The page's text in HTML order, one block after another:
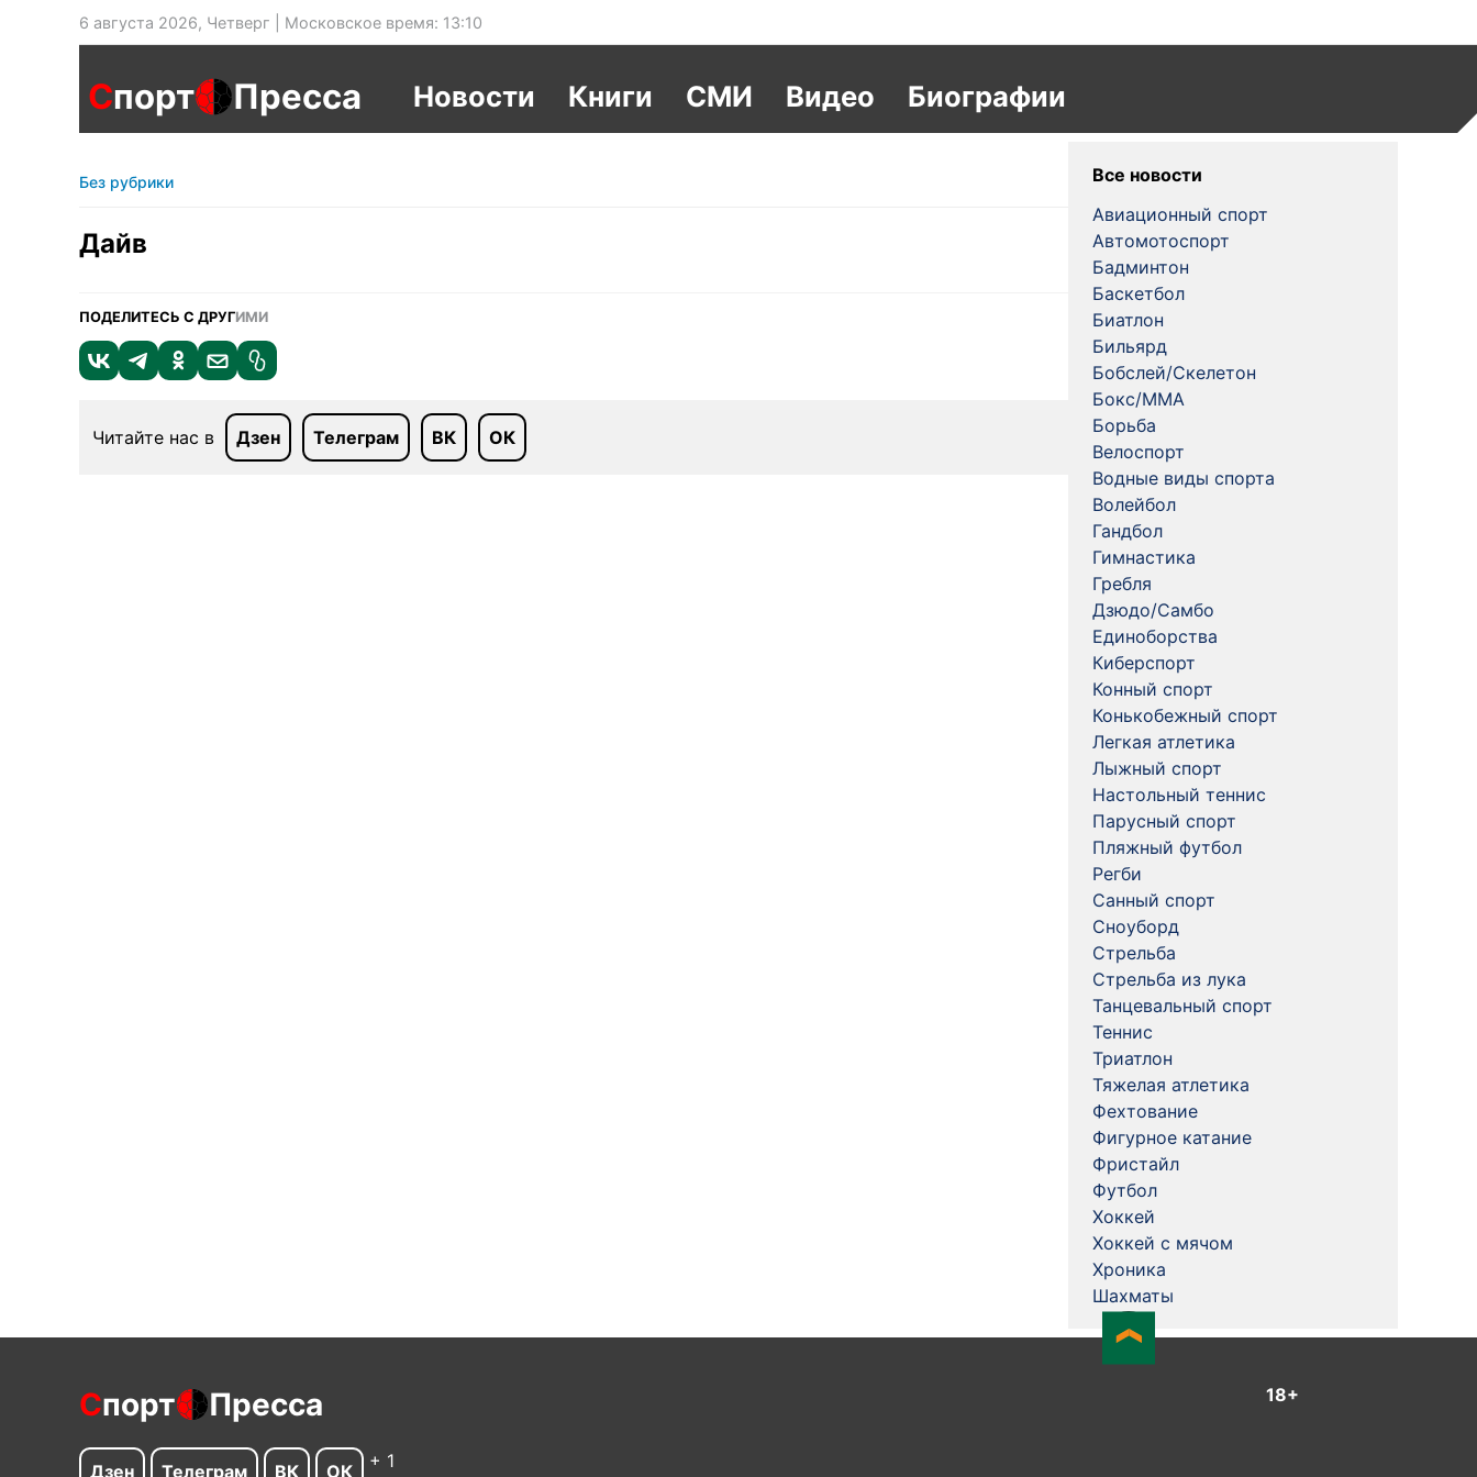
6 августа 2026, Четверг | Московское время: 13:10
Спорт Пресса Новости Книги СМИ Видео Биографии
Без рубрики
Дайв
ПОДЕЛИТЕСЬ С ДРУГИМИ
Читайте нас в Дзен Телеграм ВК ОК
Все новости
Авиационный спорт
Автомотоспорт
Бадминтон
Баскетбол
Биатлон
Бильярд
Бобслей/Скелетон
Бокс/MMA
Борьба
Велоспорт
Водные виды спорта
Волейбол
Гандбол
Гимнастика
Гребля
Дзюдо/Самбо
Единоборства
Киберспорт
Конный спорт
Конькобежный спорт
Легкая атлетика
Лыжный спорт
Настольный теннис
Парусный спорт
Пляжный футбол
Регби
Санный спорт
Сноуборд
Стрельба
Стрельба из лука
Танцевальный спорт
Теннис
Триатлон
Тяжелая атлетика
Фехтование
Фигурное катание
Фристайл
Футбол
Хоккей
Хоккей с мячом
Хроника
Шахматы
Спорт Пресса 18+
Дзен Телеграм ВК ОК + 1